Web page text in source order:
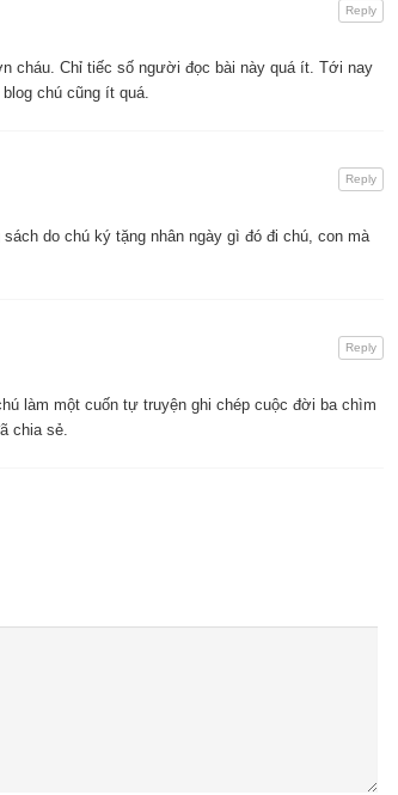
cháu. Chỉ tiếc số người đọc bài này quá ít. Tới nay
chú cũng ít quá.
Reply
do chú ký tặng nhân ngày gì đó đi chú, con mà
Reply
làm một cuốn tự truyện ghi chép cuộc đời ba chìm
chia sẻ.
Reply